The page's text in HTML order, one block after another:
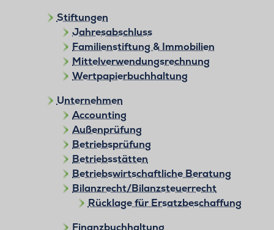
Stiftungen
Jahresabschluss
Familienstiftung & Immobilien
Mittelverwendungsrechnung
Wertpapierbuchhaltung
Unternehmen
Accounting
Außenprüfung
Betriebsprüfung
Betriebsstätten
Betriebswirtschaftliche Beratung
Bilanzrecht/Bilanzsteuerrecht
Rücklage für Ersatzbeschaffung
Finanzbuchhaltung